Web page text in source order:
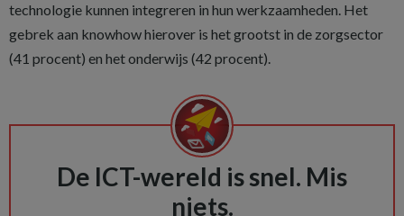
technologie kunnen integreren in hun werkzaamheden. Het
gebrek aan knowhow hierover is het grootst in de zorgsector
(41 procent) en het onderwijs (42 procent).
De ICT-wereld is snel. Mis
niets.